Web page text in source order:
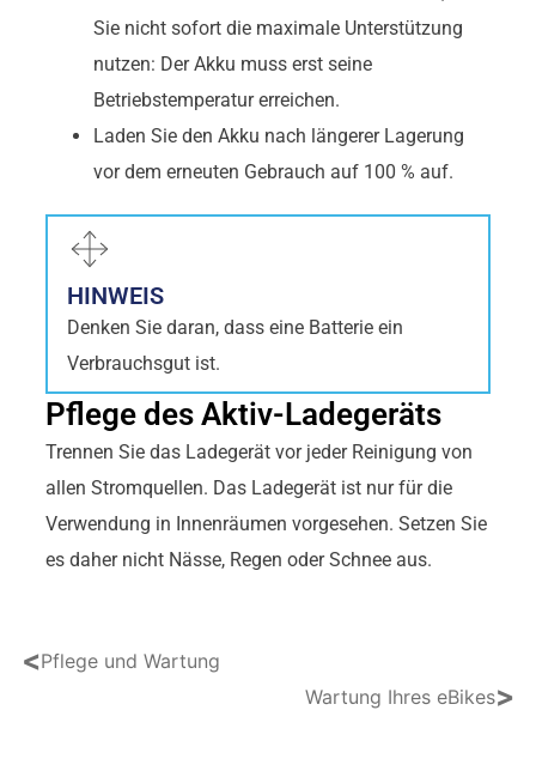
Sie nicht sofort die maximale Unterstützung
nutzen: Der Akku muss erst seine
Betriebstemperatur erreichen.
Laden Sie den Akku nach längerer Lagerung
vor dem erneuten Gebrauch auf 100 % auf.
HINWEIS
Denken Sie daran, dass eine Batterie ein
Verbrauchsgut ist.
Pflege des Aktiv-Ladegeräts
Trennen Sie das Ladegerät vor jeder Reinigung von
allen Stromquellen. Das Ladegerät ist nur für die
Verwendung in Innenräumen vorgesehen. Setzen Sie
es daher nicht Nässe, Regen oder Schnee aus.
<Pflege und Wartung
Wartung Ihres eBikes>